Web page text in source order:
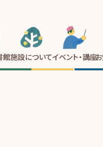
館施設についてイベント・講座